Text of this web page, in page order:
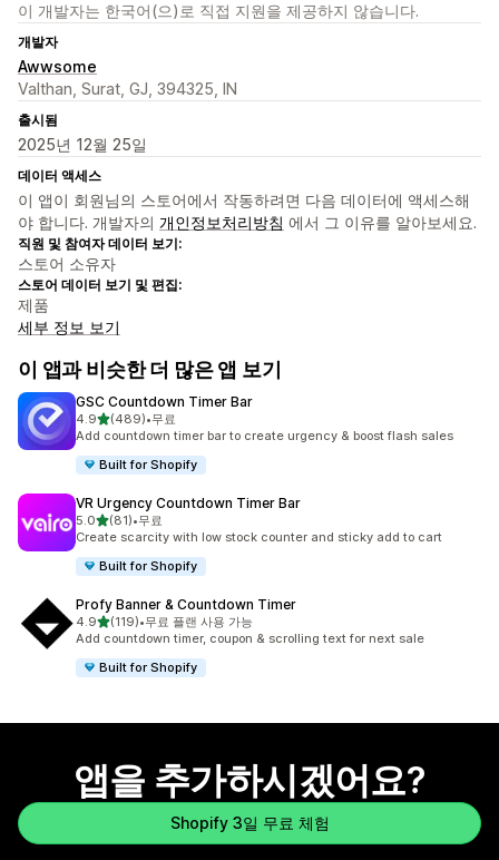
이 개발자는 한국어(으)로 직접 지원을 제공하지 않습니다.
개발자
Awwsome
Valthan, Surat, GJ, 394325, IN
출시됨
2025년 12월 25일
데이터 액세스
이 앱이 회원님의 스토어에서 작동하려면 다음 데이터에 액세스해
야 합니다. 개발자의 개인정보처리방침 에서 그 이유를 알아보세요.
직원 및 참여자 데이터 보기:
스토어 소유자
스토어 데이터 보기 및 편집:
제품
세부 정보 보기
이 앱과 비슷한 더 많은 앱 보기
GSC Countdown Timer Bar
4.9별 5개 중
(489)
총 리뷰 489개
•무료
Add countdown timer bar to create urgency & boost flash sales
Built for Shopify
VR Urgency Countdown Timer Bar
5.0별 5개 중
(81)
총 리뷰 81개
•무료
Create scarcity with low stock counter and sticky add to cart
Built for Shopify
Profy Banner & Countdown Timer
4.9별 5개 중
(119)
총 리뷰 119개
•무료 플랜 사용 가능
Add countdown timer, coupon & scrolling text for next sale
Built for Shopify
앱을 추가하시겠어요?
Shopify 3일 무료 체험